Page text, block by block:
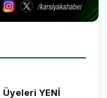
Üyeleri YENİ